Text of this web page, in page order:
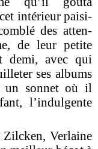
intérieur paisi-
des atten-
de leur petite
demi, avec qui
ses albums
sonnet où il
l’indulgente
Zilcken, Verlaine